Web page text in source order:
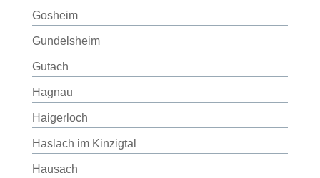
Gosheim
Gundelsheim
Gutach
Hagnau
Haigerloch
Haslach im Kinzigtal
Hausach